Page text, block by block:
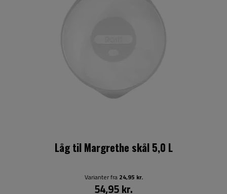
Låg til Margrethe skål 5,0 L
Varianter fra24,95 kr.
54,95 kr.